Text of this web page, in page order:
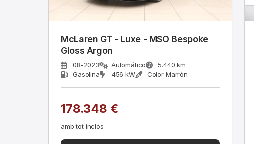
McLaren GT - Luxe - MSO Bespoke
Gloss Argon
08-2023 Automático
5.440 km
Gasolina
456 kW Color Marrón
178.348 €
amb tot inclòs